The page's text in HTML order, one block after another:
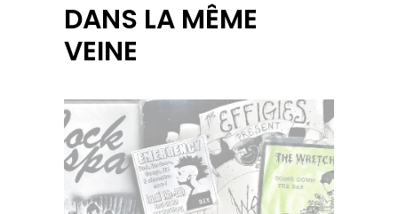
DANS LA MÊME
VEINE